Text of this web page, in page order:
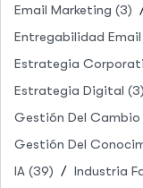
Email Marketing (3)
Entregabilidad Email
Estrategia
Estrategia Digital (3)
Gestión Del Cambio
Gestión Del
IA (39) Industria